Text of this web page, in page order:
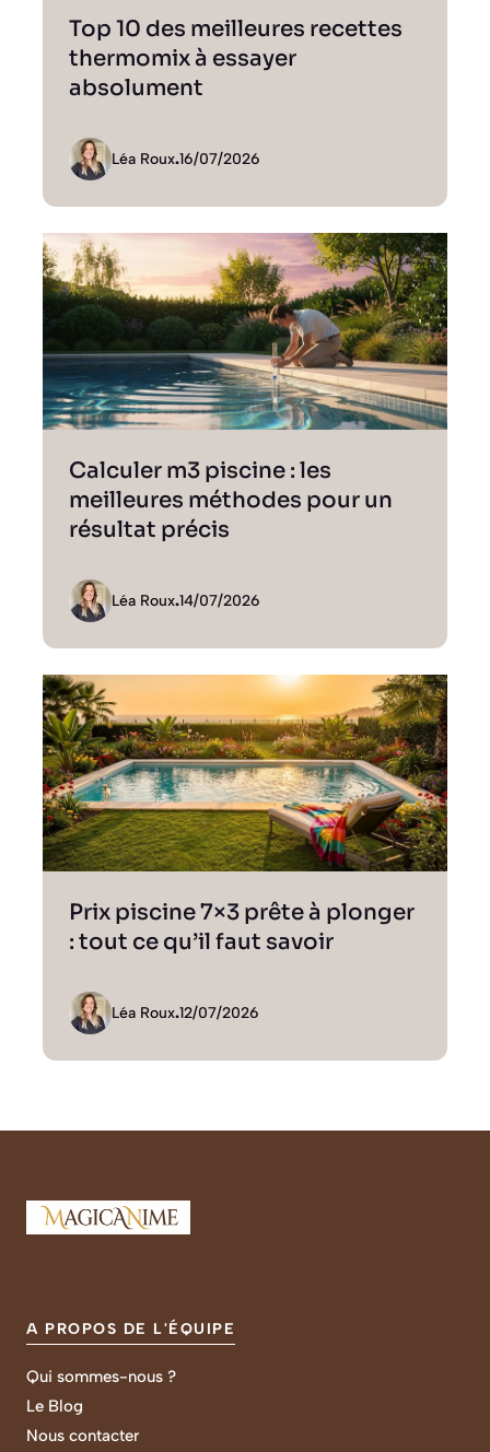
Top 10 des meilleures recettes
thermomix à essayer
absolument
Léa Roux.16/07/2026
Calculer m3 piscine : les
meilleures méthodes pour un
résultat précis
Léa Roux.14/07/2026
Prix piscine 7×3 prête à plonger
: tout ce qu’il faut savoir
Léa Roux.12/07/2026
A PROPOS DE L'ÉQUIPE
Qui sommes-nous ?
Le Blog
Nous contacter